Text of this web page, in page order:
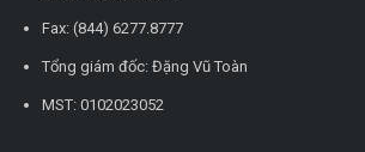
Fax: (844) 6277.8777
Tổng giám đốc: Đặng Vũ Toàn
MST: 0102023052